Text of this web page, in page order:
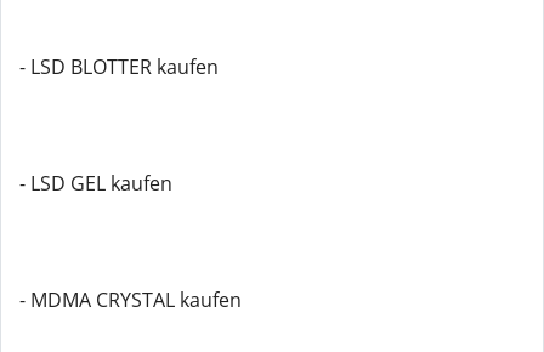
- LSD BLOTTER kaufen
- LSD GEL kaufen
- MDMA CRYSTAL kaufen